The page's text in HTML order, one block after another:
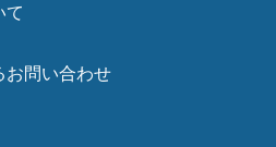
て
お問い合わせ